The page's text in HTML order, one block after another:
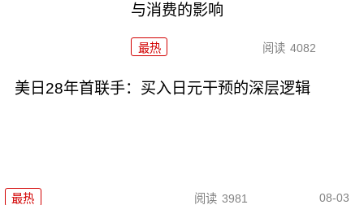
与消费的影响
最热 阅读 4082
美日28年首联手：买入日元干预的深层逻辑
最热 阅读 3981 08-03